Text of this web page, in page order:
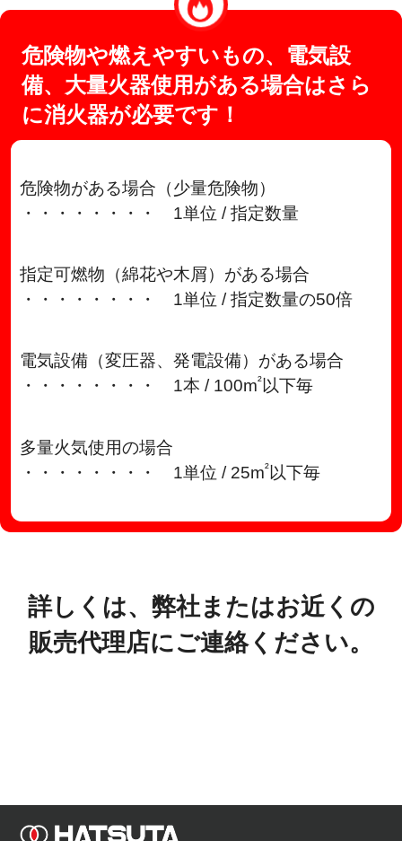
危険物や燃えやすいもの、電気設
備、大量火器使用がある場合はさら
に消火器が必要です！
危険物がある場合（少量危険物）
・・・・・・・・ 1単位 / 指定数量
指定可燃物（綿花や木屑）がある場合
・・・・・・・・ 1単位 / 指定数量の50倍
電気設備（変圧器、発電設備）がある場合
・・・・・・・・ 1本 / 100m²以下毎
多量火気使用の場合
・・・・・・・・ 1単位 / 25m²以下毎
詳しくは、弊社またはお近くの
販売代理店にご連絡ください。